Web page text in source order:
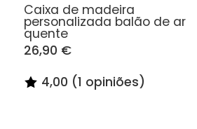
Caixa de madeira
personalizada balão de ar
quente
26,90 €
4,00 (1 opiniões)